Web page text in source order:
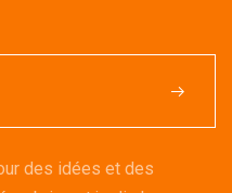
des idées et des